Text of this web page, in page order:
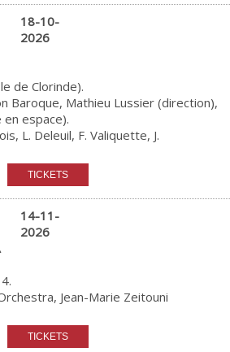
18-10-
2026
de Clorinde).
Baroque, Mathieu Lussier (direction),
en espace).
L. Deleuil, F. Valiquette, J.
14-11-
2026
Jean-Marie Zeitouni